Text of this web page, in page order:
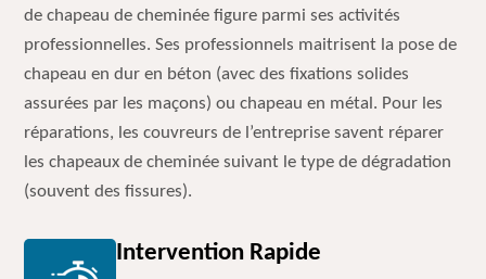
de chapeau de cheminée figure parmi ses activités
professionnelles. Ses professionnels maitrisent la pose de
chapeau en dur en béton (avec des fixations solides
assurées par les maçons) ou chapeau en métal. Pour les
réparations, les couvreurs de l’entreprise savent réparer
les chapeaux de cheminée suivant le type de dégradation
(souvent des fissures).
Intervention Rapide